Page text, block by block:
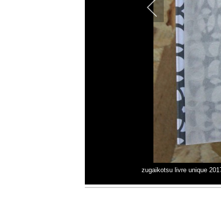
zugaikotsu livre unique